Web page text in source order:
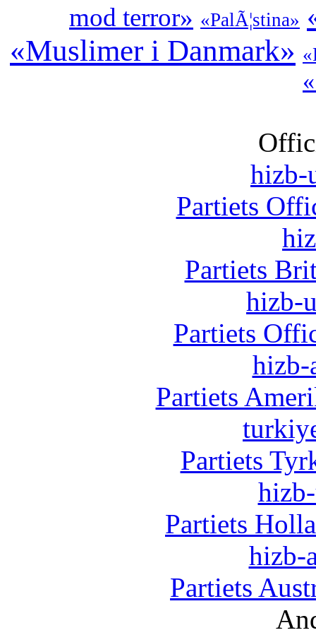
mod terror» «PalÃ¦stina»
«Muslimer i Danmark»
hizb-
Partiets
Partiets
hizb-
Partiets
hizb-
Partiets
Partiets
Partiets
hizb-
Partiets